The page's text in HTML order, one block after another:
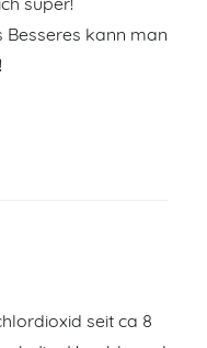
Besseres kann man
seit ca 8